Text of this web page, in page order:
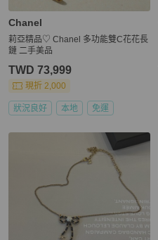
Chanel
莉亞精品♡ Chanel 多功能雙C花花長
鏈 二手美品
TWD 73,999
現折 2,000
狀況良好 本地 免運